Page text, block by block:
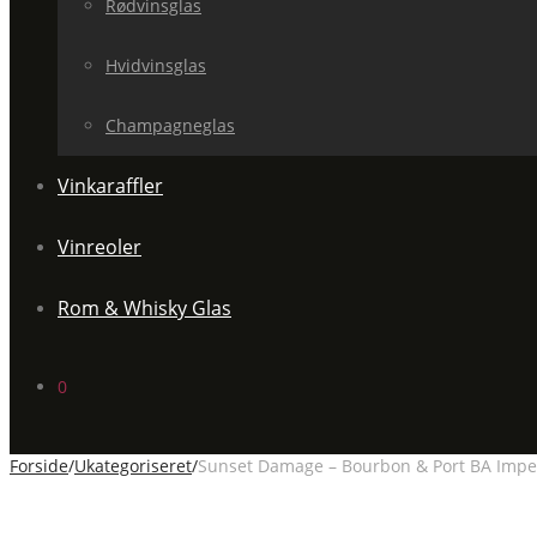
Rødvinsglas
Hvidvinsglas
Champagneglas
Vinkaraffler
Vinreoler
Rom & Whisky Glas
0
Forside/Ukategoriseret/Sunset Damage – Bourbon & Port BA